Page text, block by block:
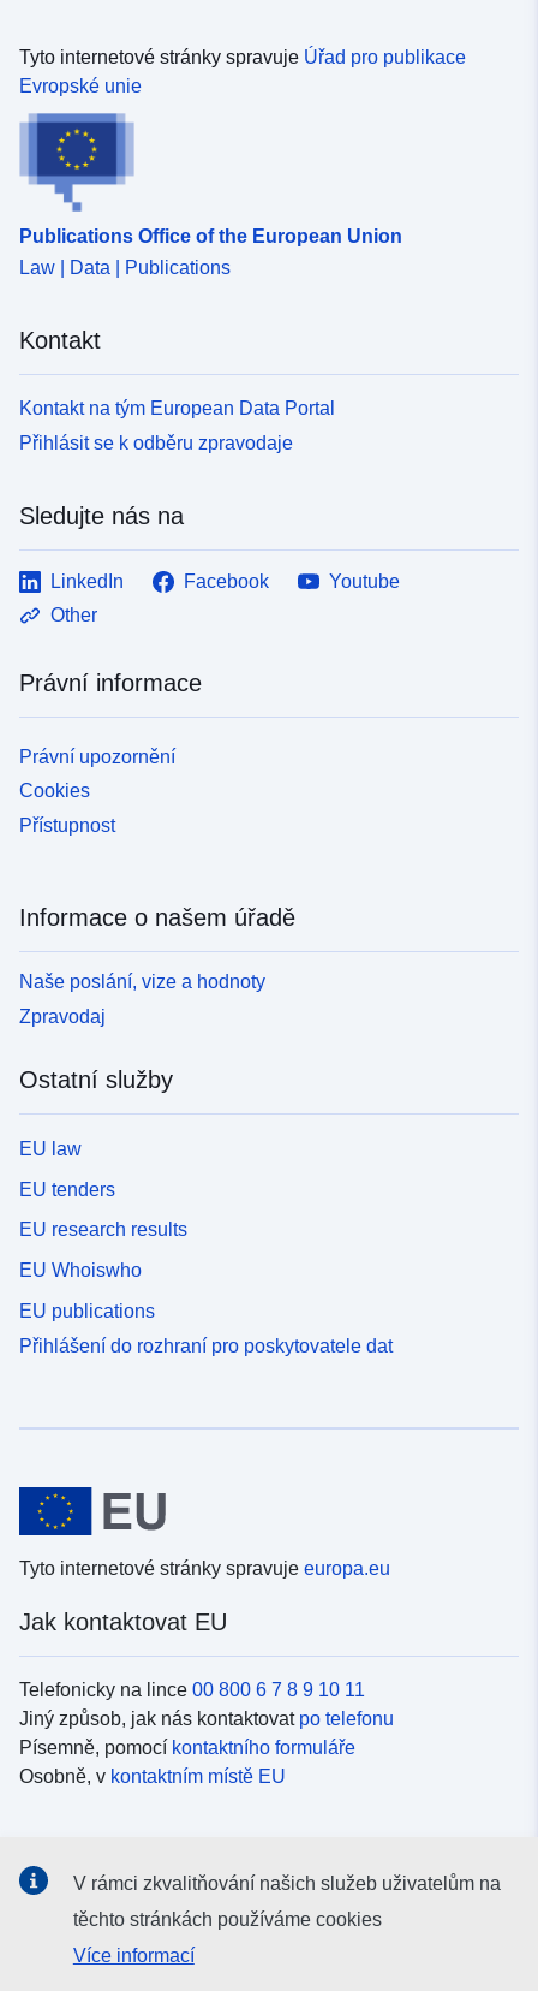
Tyto internetové stránky spravuje Úřad pro publikace
Evropské unie
Publications Office of the European Union
Law | Data | Publications
Kontakt
Kontakt na tým European Data Portal
Přihlásit se k odběru zpravodaje
Sledujte nás na
LinkedIn Facebook
Youtube
Other
Právní informace
Právní upozornění
Cookies
Přístupnost
Informace o našem úřadě
Naše poslání, vize a hodnoty
Zpravodaj
Ostatní služby
EU law
EU tenders
EU research results
EU Whoiswho
EU publications
Přihlášení do rozhraní pro poskytovatele dat
Tyto internetové stránky spravuje europa.eu
Jak kontaktovat EU
Telefonicky na lince 00 800 6 7 8 9 10 11
Jiný způsob, jak nás kontaktovat po telefonu
Písemně, pomocí kontaktního formuláře
Osobně, v kontaktním místě EU
Vyhledávání informačních kanálů EU vsociálních médiích
V rámci zkvalitňování našich služeb uživatelům na
těchto stránkách používáme cookies
Více informací